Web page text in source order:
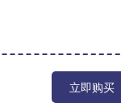
立即购买